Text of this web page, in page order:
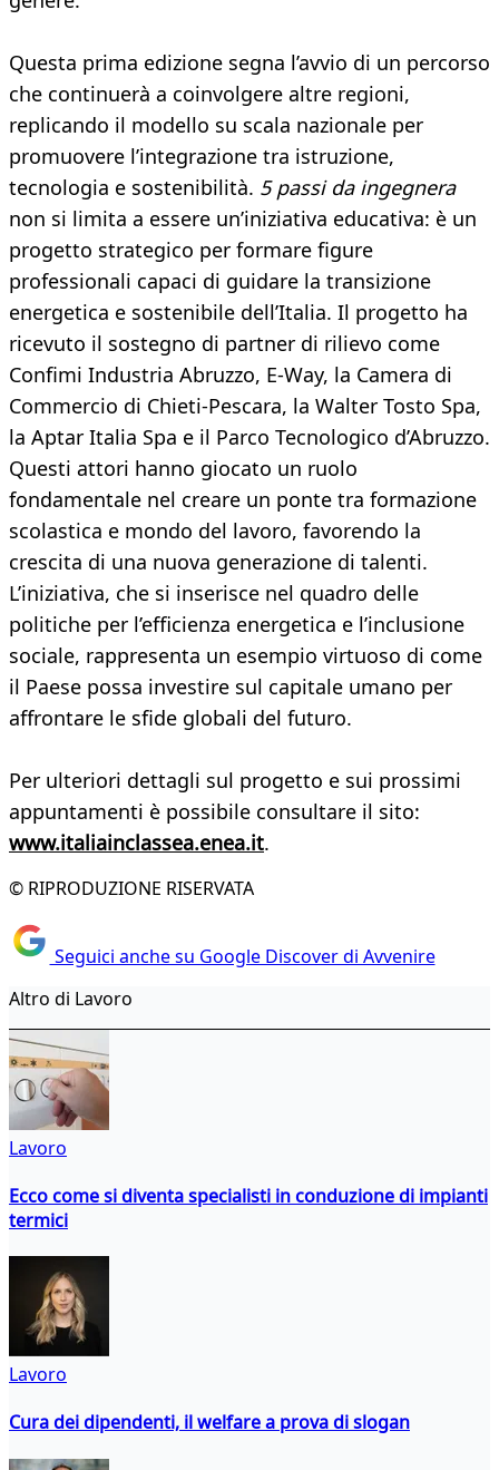
Questa prima edizione segna l’avvio di un percorso
che continuerà a coinvolgere altre regioni,
replicando il modello su scala nazionale per
promuovere l’integrazione tra istruzione,
tecnologia e sostenibilità. 5 passi da ingegnera
non si limita a essere un’iniziativa educativa: è un
progetto strategico per formare figure
professionali capaci di guidare la transizione
energetica e sostenibile dell’Italia. Il progetto ha
ricevuto il sostegno di partner di rilievo come
Confimi Industria Abruzzo, E-Way, la Camera di
Commercio di Chieti-Pescara, la Walter Tosto Spa,
la Aptar Italia Spa e il Parco Tecnologico d’Abruzzo.
Questi attori hanno giocato un ruolo
fondamentale nel creare un ponte tra formazione
scolastica e mondo del lavoro, favorendo la
crescita di una nuova generazione di talenti.
L’iniziativa, che si inserisce nel quadro delle
politiche per l’efficienza energetica e l’inclusione
sociale, rappresenta un esempio virtuoso di come
il Paese possa investire sul capitale umano per
affrontare le sfide globali del futuro.
Per ulteriori dettagli sul progetto e sui prossimi
appuntamenti è possibile consultare il sito:
www.italiainclassea.enea.it.
© RIPRODUZIONE RISERVATA
Seguici anche su Google Discover di Avvenire
Altro di Lavoro
Lavoro
Ecco come si diventa specialisti in conduzione di impianti
termici
Lavoro
Cura dei dipendenti, il welfare a prova di slogan